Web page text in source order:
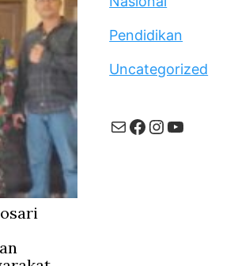
Pendidikan
Uncategorized
MailFacebook
Instagram
YouTube